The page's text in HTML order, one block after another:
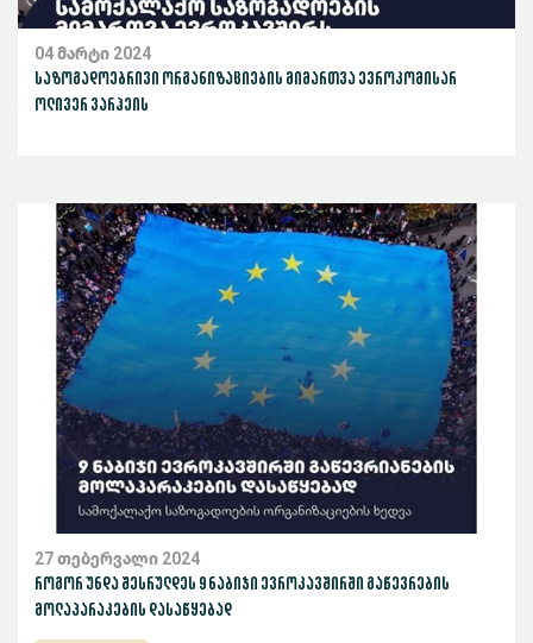
04 მარტი 2024
საზოგადოებრივი ორგანიზაციების მიმართვა ევროკომისარ
ოლივერ ვარჰეის
27 თებერვალი 2024
როგორ უნდა შესრულდეს 9 ნაბიჯი ევროკავშირში გაწევრების
მოლაპარაკების დასაწყებად